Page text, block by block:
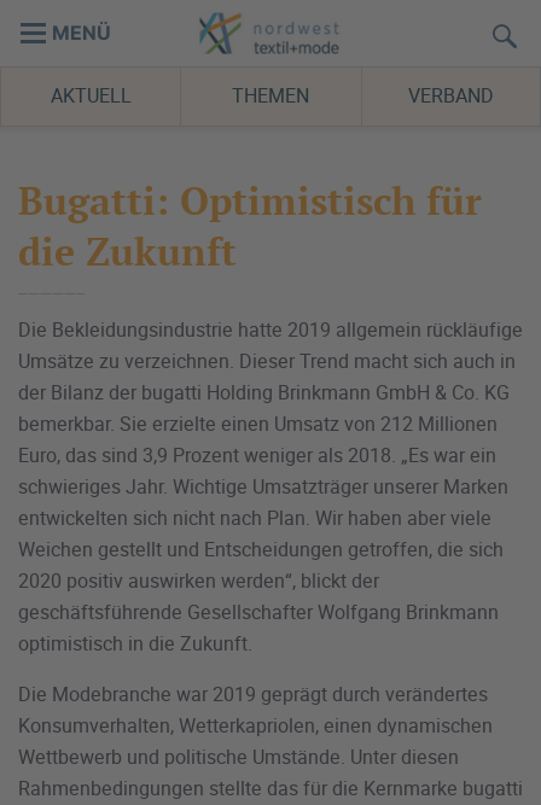
MENÜ
AKTUELL THEMEN VERBAND
Bugatti: Optimistisch für
die Zukunft
Die Bekleidungsindustrie hatte 2019 allgemein rückläufige
Umsätze zu verzeichnen. Dieser Trend macht sich auch in
der Bilanz der bugatti Holding Brinkmann GmbH & Co. KG
bemerkbar. Sie erzielte einen Umsatz von 212 Millionen
Euro, das sind 3,9 Prozent weniger als 2018. „Es war ein
schwieriges Jahr. Wichtige Umsatzträger unserer Marken
entwickelten sich nicht nach Plan. Wir haben aber viele
Weichen gestellt und Entscheidungen getroffen, die sich
2020 positiv auswirken werden“, blickt der
geschäftsführende Gesellschafter Wolfgang Brinkmann
optimistisch in die Zukunft.
Die Modebranche war 2019 geprägt durch verändertes
Konsumverhalten, Wetterkapriolen, einen dynamischen
Wettbewerb und politische Umstände. Unter diesen
Rahmenbedingungen stellte das für die Kernmarke bugatti